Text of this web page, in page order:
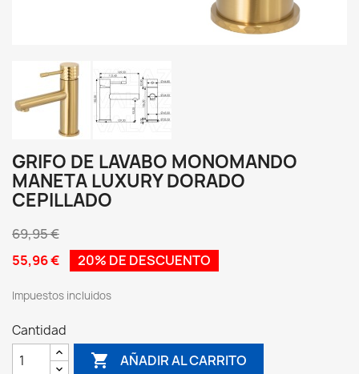
GRIFO DE LAVABO MONOMANDO
MANETA LUXURY DORADO
CEPILLADO
69,95 €
55,96 €
20% DE DESCUENTO
Impuestos incluidos
Cantidad
 AÑADIR AL CARRITO